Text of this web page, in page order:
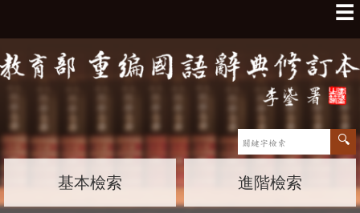
☰
基本檢索 進階檢索